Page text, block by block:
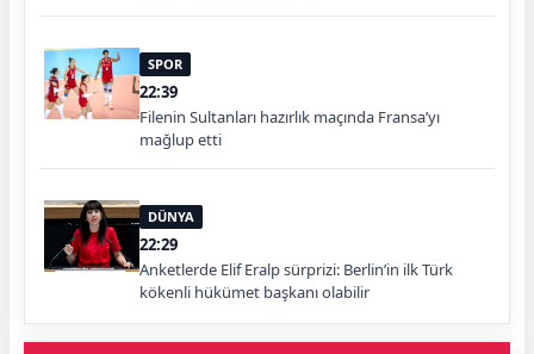
SPOR
22:39
Filenin Sultanları hazırlık maçında Fransa’yı
mağlup etti
DÜNYA
22:29
Anketlerde Elif Eralp sürprizi: Berlin’in ilk Türk
kökenli hükümet başkanı olabilir